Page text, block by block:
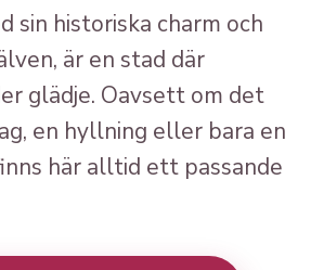
sin historiska charm och
är en stad där
glädje. Oavsett om det
en hyllning eller bara en
här alltid ett passande